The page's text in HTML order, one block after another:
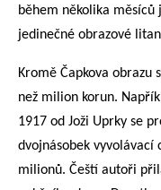
během několika měsíců
jedinečné obrazové
Kromě Čapkova obrazu
než milion korun.
1917 od Joži Uprky se
dvojnásobek
milionů. Čeští autoři